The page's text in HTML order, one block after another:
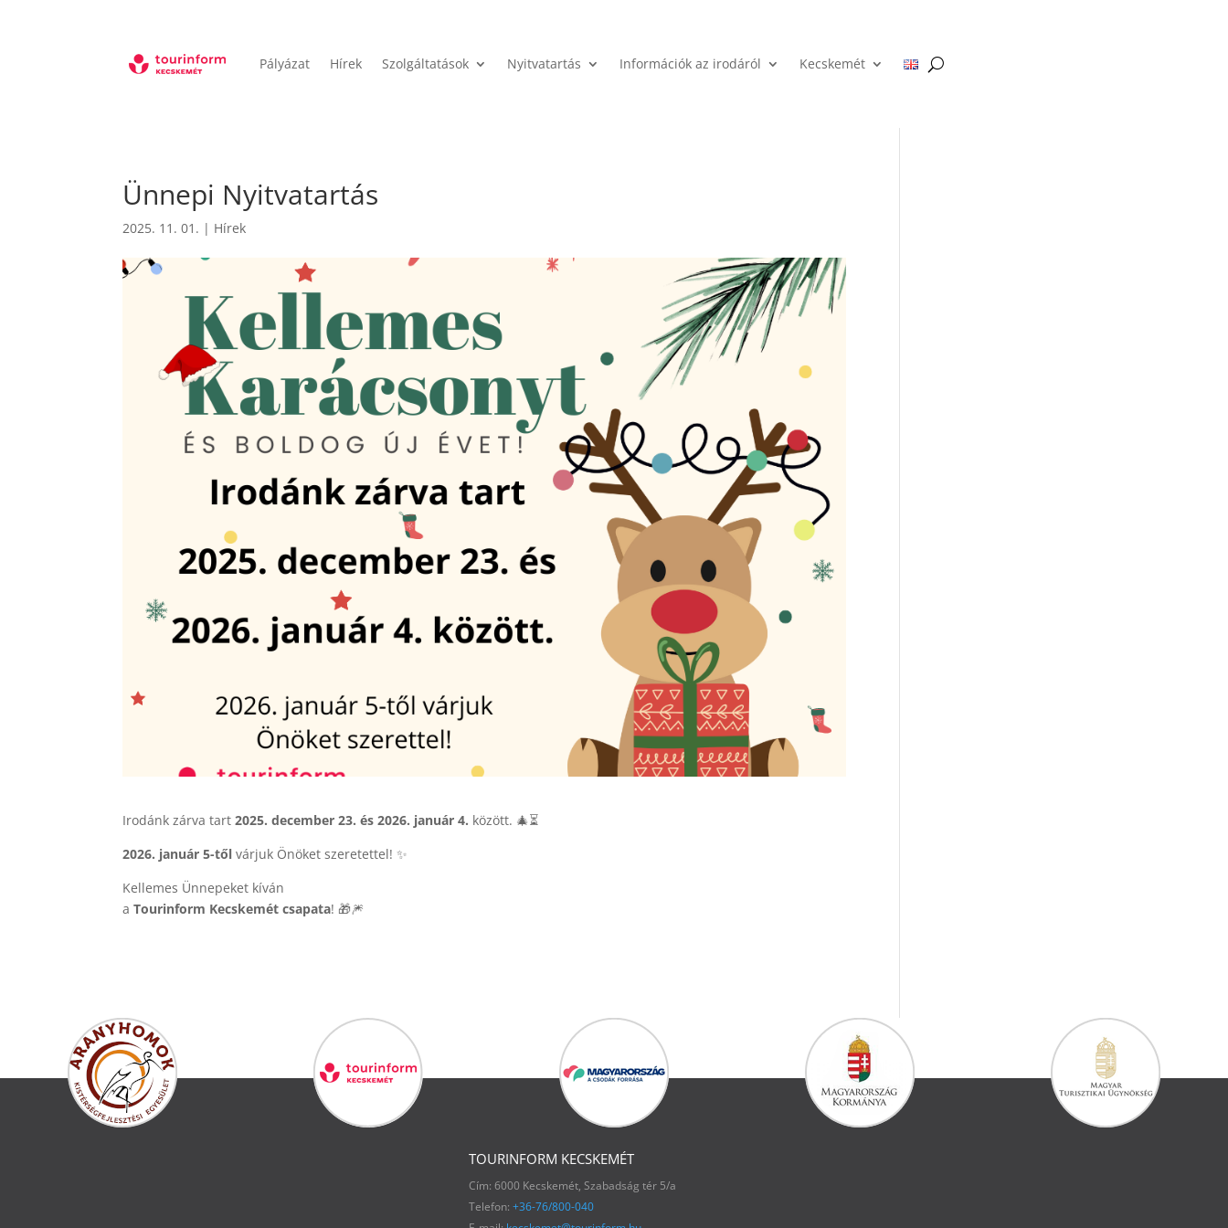
Pályázat Hírek Szolgáltatások Nyitvatartás Információk az irodáról Kecskemét
Ünnepi Nyitvatartás
2025. 11. 01. | Hírek
Irodánk zárva tart2025. december 23. és 2026. január 4. között. 🎄⏳
2026. január 5-től várjuk Önöket szeretettel! ✨
Kellemes Ünnepeket kíván
aTourinform Kecskemét csapata! 🎁🎆
TOURINFORM KECSKEMÉT
Cím: 6000 Kecskemét, Szabadság tér 5/a
Telefon: +36-76/800-040